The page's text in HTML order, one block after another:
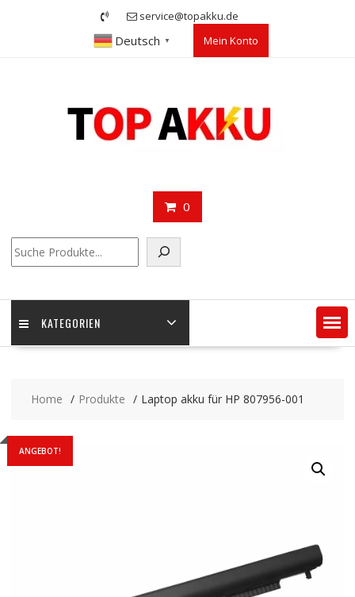
service@topakku.de
Deutsch ▼ Mein Konto
0
KATEGORIEN
Home Produkte Laptop akku für HP 807956-001
ANGEBOT!